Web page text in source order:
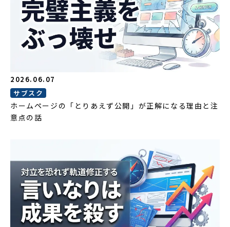
2026.06.07
サブスク
ホームページの「とりあえず公開」が正解になる理由と注
意点の話